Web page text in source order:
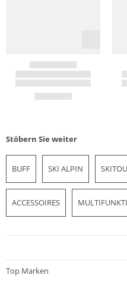
Stöbern Sie weiter
BUFF SKI ALPIN
ACCESSOIRES
Top Marken